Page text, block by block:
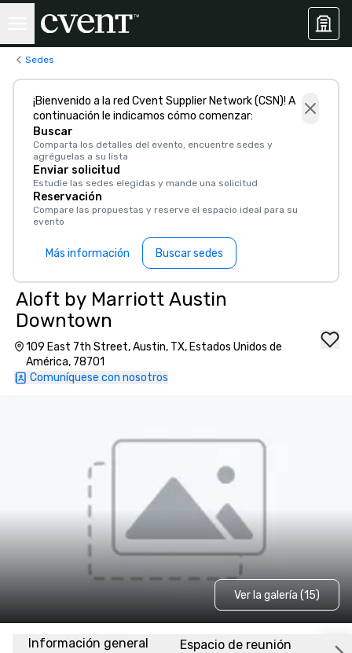
Sedes
¡Bienvenido a la red Cvent Supplier Network (CSN)! A
continuación le indicamos cómo comenzar:
Buscar
Comparta los detalles del evento, encuentre sedes y
agréguelas a su lista
Enviar solicitud
Estudie las sedes elegidas y mande una solicitud
Reservación
Compare las propuestas y reserve el espacio ideal para su
evento
Más información Buscar sedes
Aloft by Marriott Austin
Downtown
109 East 7th Street, Austin, TX, Estados Unidos de
América, 78701
Comuníquese con nosotros
Ver la galería (15)
Información general Espacio de reunión